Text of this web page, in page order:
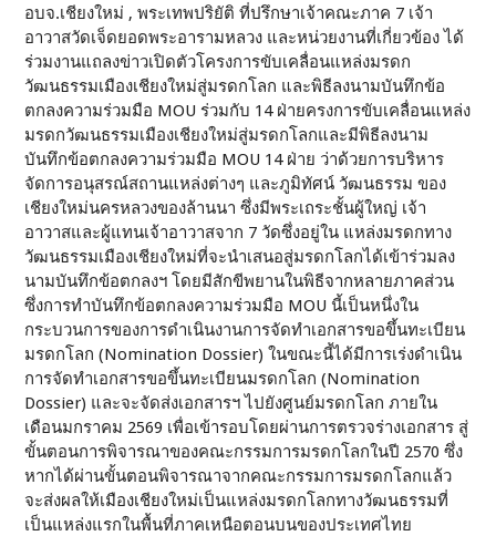
อบจ.เชียงใหม่ , พระเทพปริยัติ ที่ปรึกษาเจ้าคณะภาค 7 เจ้า
อาวาสวัดเจ็ดยอดพระอารามหลวง และหน่วยงานที่เกี่ยวข้อง ได้
ร่วมงานแถลงข่าวเปิดตัวโครงการขับเคลื่อนแหล่งมรดก
วัฒนธรรมเมืองเชียงใหม่สู่มรดกโลก และพิธีลงนามบันทึกข้อ
ตกลงความร่วมมือ MOU ร่วมกับ 14 ฝ่ายครงการขับเคลื่อนแหล่ง
มรดกวัฒนธรรมเมืองเชียงใหม่สู่มรดกโลกและมีพิธีลงนาม
บันทึกข้อตกลงความร่วมมือ MOU 14 ฝ่าย ว่าด้วยการบริหาร
จัดการอนุสรณ์สถานแหล่งต่างๆ และภูมิทัศน์ วัฒนธรรม ของ
เชียงใหม่นครหลวงของล้านนา ซึ่งมีพระเถระชั้นผู้ใหญ่ เจ้า
อาวาสและผู้แทนเจ้าอาวาสจาก 7 วัดซึ่งอยู่ใน แหล่งมรดกทาง
วัฒนธรรมเมืองเชียงใหม่ที่จะนำเสนอสู่มรดกโลกได้เข้าร่วมลง
นามบันทึกข้อตกลงฯ โดยมีสักขีพยานในพิธีจากหลายภาคส่วน
ซึ่งการทำบันทึกข้อตกลงความร่วมมือ MOU นี้เป็นหนึ่งใน
กระบวนการของการดำเนินงานการจัดทำเอกสารขอขึ้นทะเบียน
มรดกโลก (Nomination Dossier) ในขณะนี้ได้มีการเร่งดำเนิน
การจัดทำเอกสารขอขึ้นทะเบียนมรดกโลก (Nomination
Dossier) และจะจัดส่งเอกสารฯ ไปยังศูนย์มรดกโลก ภายใน
เดือนมกราคม 2569 เพื่อเข้ารอบโดยผ่านการตรวจร่างเอกสาร สู่
ขั้นตอนการพิจารณาของคณะกรรมการมรดกโลกในปี 2570 ซึ่ง
หากได้ผ่านขั้นตอนพิจารณาจากคณะกรรมการมรดกโลกแล้ว
จะส่งผลให้เมืองเชียงใหม่เป็นแหล่งมรดกโลกทางวัฒนธรรมที่
เป็นแหล่งแรกในพื้นที่ภาคเหนือตอนบนของประเทศไทย